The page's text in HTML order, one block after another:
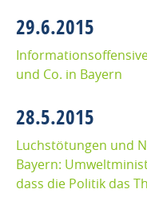
29.6.2015
und Co. in Bayern
28.5.2015
Luchstötungen und
Bayern:
dass die Politik das